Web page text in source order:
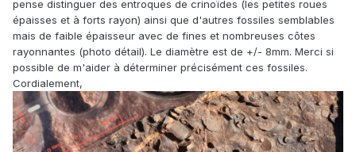
pense distinguer des entroques de crinoïdes (les petites roues
épaisses et à forts rayon) ainsi que d'autres fossiles semblables
mais de faible épaisseur avec de fines et nombreuses côtes
rayonnantes (photo détail). Le diamètre est de +/- 8mm. Merci si
possible de m'aider à déterminer précisément ces fossiles.
Cordialement,